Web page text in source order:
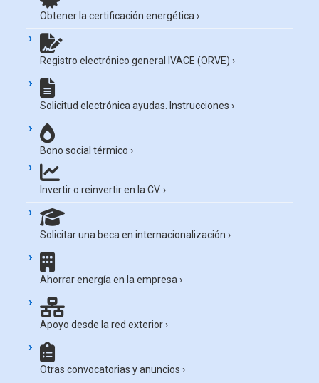
Obtener la certificación energética ›
Registro electrónico general IVACE (ORVE) ›
Solicitud electrónica ayudas. Instrucciones ›
Bono social térmico ›
Invertir o reinvertir en la CV. ›
Solicitar una beca en internacionalización ›
Ahorrar energía en la empresa ›
Apoyo desde la red exterior›
Otras convocatorias y anuncios ›